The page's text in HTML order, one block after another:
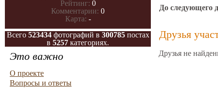
Рейтинг: 0
Комментарии: 0
Карта: -
Всего 523434фотографий в 300785постах
в 5257 категориях.
Это важно
О проекте
Вопросы и ответы
До следующего
Друзья
Друзья не